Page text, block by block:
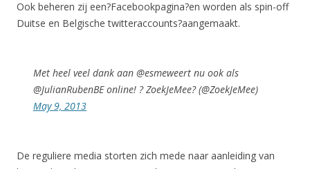
Ook beheren zij een?Facebookpagina?en worden als spin-off
Duitse en Belgische twitteraccounts?aangemaakt.
Met heel veel dank aan @esmeweert nu ook als
@JulianRubenBE online! ? ZoekJeMee? (@ZoekJeMee)
May 9, 2013
De reguliere media storten zich mede naar aanleiding van